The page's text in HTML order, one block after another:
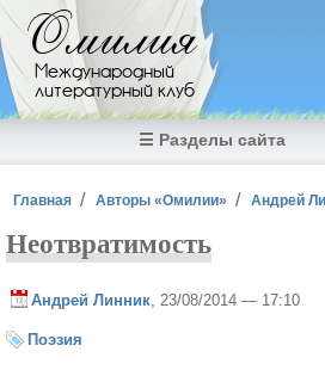
Перейти к основному содержанию
Омилия
Международный
литературный клуб
☰ Разделы сайта
Вы здесь
Главная Авторы «Омилии» Андрей
Неотвратимость
Андрей Линник , 23/08/2014 — 17:10
Поэзия